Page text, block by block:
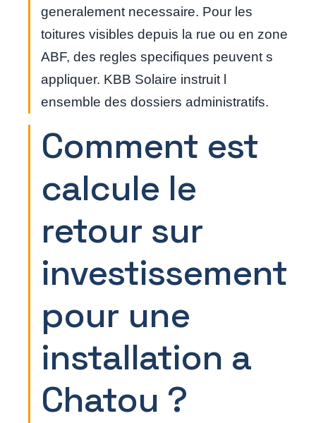
generalement necessaire. Pour les
toitures visibles depuis la rue ou en zone
ABF, des regles specifiques peuvent s
appliquer. KBB Solaire instruit l
ensemble des dossiers administratifs.
Comment est
calcule le
retour sur
investissement
pour une
installation a
Chatou ?